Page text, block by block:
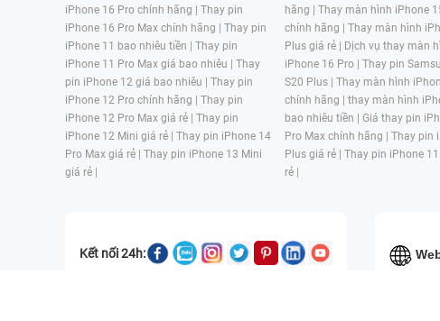
iPhone 16 Pro chính hãng | Thay pin
iPhone 16 Pro Max chính hãng | Thay pin
iPhone 11 bao nhiêu tiền | Thay pin
iPhone 11 Pro Max giá bao nhiêu | Thay
pin iPhone 12 giá bao nhiêu | Thay pin
iPhone 12 Pro chính hãng | Thay pin
iPhone 12 Pro Max giá rẻ | Thay pin
iPhone 12 Mini giá rẻ | Thay pin iPhone 14
Pro Max giá rẻ | Thay pin iPhone 13 Mini
giá rẻ |
hãng | Thay màn hình iPhone
chính hãng | Thay màn hình
Plus giá rẻ | Dịch vụ thay màn
iPhone 16 Pro | Thay pin
S20 Plus | Thay màn hình
chính hãng | thay màn hình
bao nhiêu tiền | Giá thay pin
Pro Max chính hãng | Thay pin
Plus giá rẻ | Thay pin iPhone
rẻ |
Kết nối 24h: